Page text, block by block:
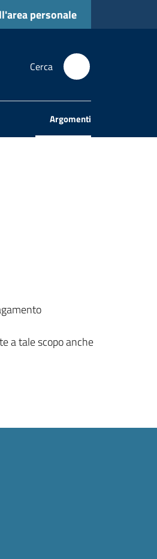
personale
Cerca
Argomenti
Menu selezionato
a tale scopo anche